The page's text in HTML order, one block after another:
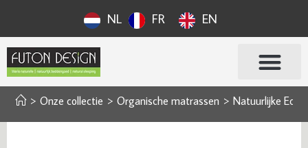
NL FR EN
> Onze collectie > Organische matrassen > Natuurlijke Eco